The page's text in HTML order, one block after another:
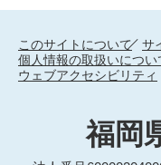
このサイトについて
サ
個人情報の取扱いについ
ウェブアクセシビリティ
福岡